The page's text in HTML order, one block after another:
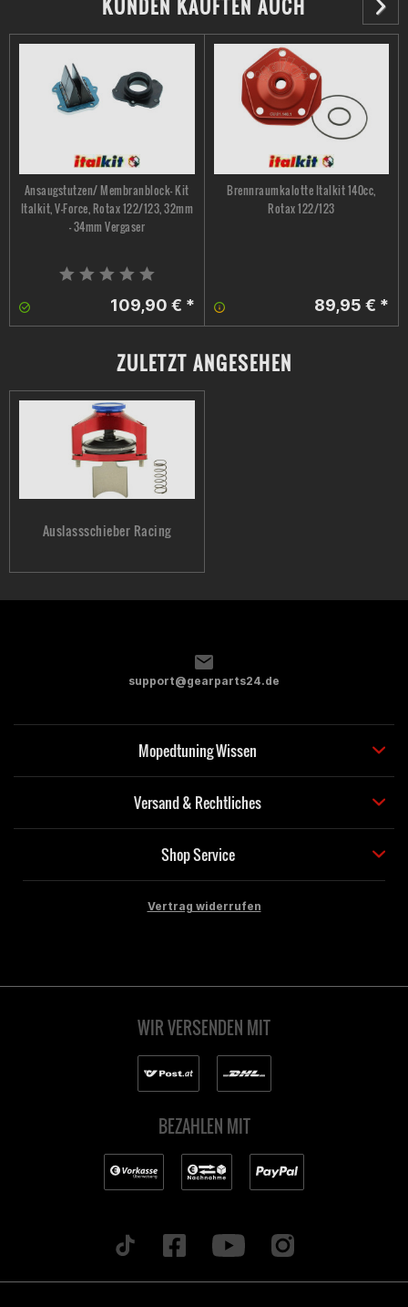
KUNDEN KAUFTEN AUCH
Ansaugstutzen/ Membranblock- Kit
Italkit, V-Force, Rotax 122/123, 32mm
- 34mm Vergaser
109,90 € *
Brennraumkalotte Italkit 140cc,
Rotax 122/123
89,95 € *
ZULETZT ANGESEHEN
Auslassschieber Racing
support@gearparts24.de
Mopedtuning Wissen
Versand & Rechtliches
Shop Service
Vertrag widerrufen
WIR VERSENDEN MIT
BEZAHLEN MIT